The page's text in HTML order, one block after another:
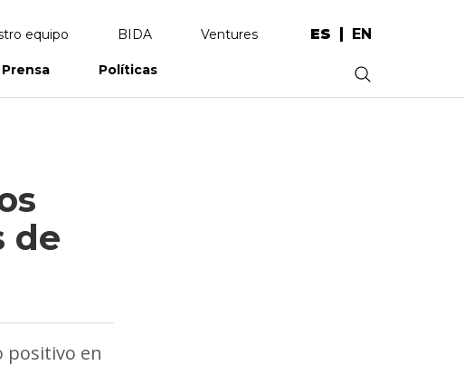
equipo BIDA Ventures ES EN
Prensa Políticas .
de
positivo en